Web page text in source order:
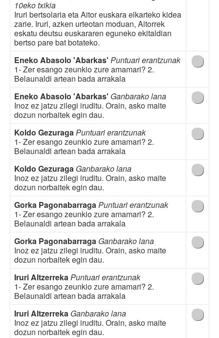
10eko txikia
Iruri bertsolaria eta Aitor euskara elkarteko kidea
zarie. Iruri, azken urteotan moduan, Aitorrek
eskatu deutsu euskararen eguneko ekitaldian
bertso pare bat botateko.
Eneko Abasolo 'Abarkas' Puntuari erantzunak
1- Zer esango zeunkio zure amamari? 2.
Belaunaldi artean bada arrakala
Eneko Abasolo 'Abarkas' Ganbarako lana
Inoz ez jatzu zilegi iruditu. Orain, asko maite
dozun norbaitek egin dau.
Koldo GezuragaPuntuari erantzunak
1- Zer esango zeunkio zure amamari? 2.
Belaunaldi artean bada arrakala
Koldo Gezuraga Ganbarako lana
Inoz ez jatzu zilegi iruditu. Orain, asko maite
dozun norbaitek egin dau.
Gorka PagonabarragaPuntuari erantzunak
1- Zer esango zeunkio zure amamari? 2.
Belaunaldi artean bada arrakala
Gorka Pagonabarraga Ganbarako lana
Inoz ez jatzu zilegi iruditu. Orain, asko maite
dozun norbaitek egin dau.
Iruri AltzerrekaPuntuari erantzunak
1- Zer esango zeunkio zure amamari? 2.
Belaunaldi artean bada arrakala
Iruri Altzerreka Ganbarako lana
Inoz ez jatzu zilegi iruditu. Orain, asko maite
dozun norbaitek egin dau.